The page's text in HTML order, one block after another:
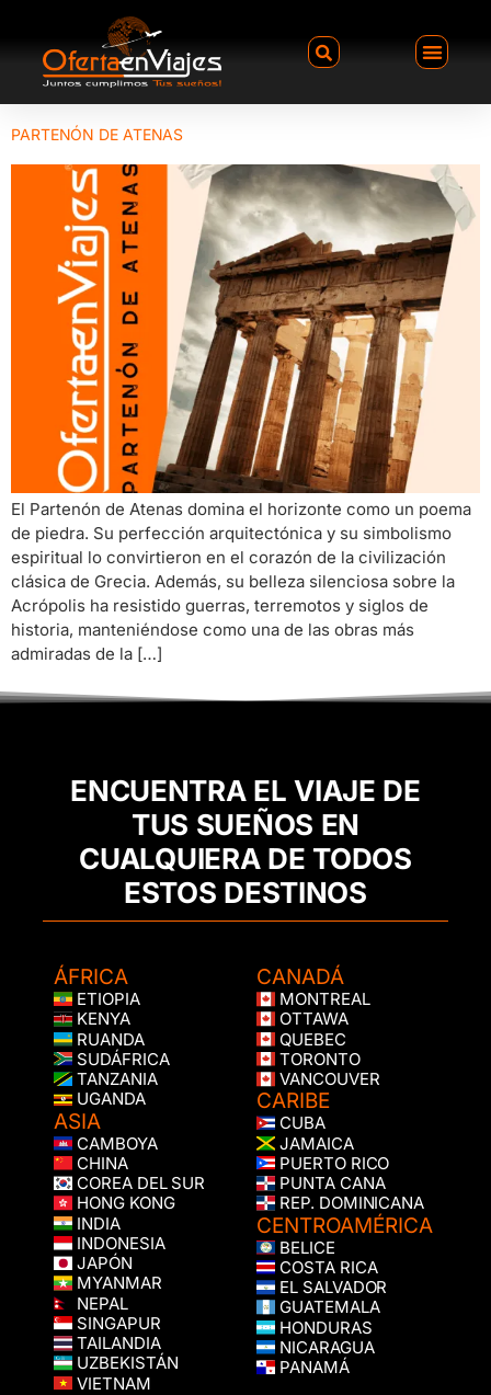
PARTENÓN DE ATENAS
El Partenón de Atenas domina el horizonte como un poema
de piedra. Su perfección arquitectónica y su simbolismo
espiritual lo convirtieron en el corazón de la civilización
clásica de Grecia. Además, su belleza silenciosa sobre la
Acrópolis ha resistido guerras, terremotos y siglos de
historia, manteniéndose como una de las obras más
admiradas de la […]
ENCUENTRA EL VIAJE DE
TUS SUEÑOS EN
CUALQUIERA DE TODOS
ESTOS DESTINOS
ÁFRICA
ETIOPIA
KENYA
RUANDA
SUDÁFRICA
TANZANIA
UGANDA
ASIA
CAMBOYA
CHINA
COREA DEL SUR
HONG KONG
INDIA
INDONESIA
JAPÓN
MYANMAR
NEPAL
SINGAPUR
TAILANDIA
UZBEKISTÁN
VIETNAM
CANADÁ
MONTREAL
OTTAWA
QUEBEC
TORONTO
VANCOUVER
CARIBE
CUBA
JAMAICA
PUERTO RICO
PUNTA CANA
REP. DOMINICANA
CENTROAMÉRICA
BELICE
COSTA RICA
EL SALVADOR
GUATEMALA
HONDURAS
NICARAGUA
PANAMÁ